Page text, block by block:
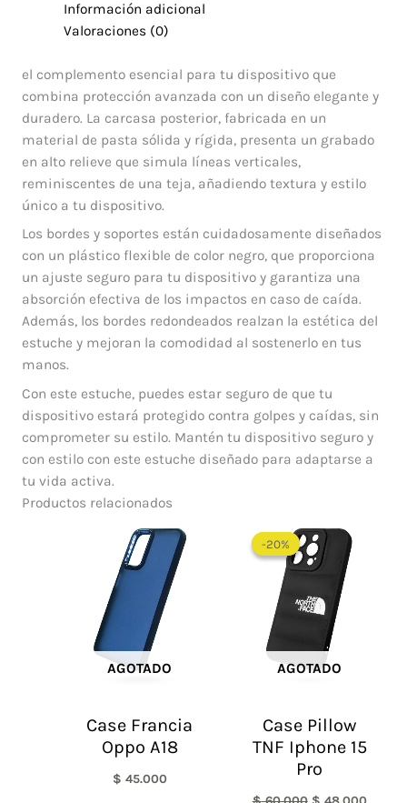
Información adicional
Valoraciones (0)
el complemento esencial para tu dispositivo que
combina protección avanzada con un diseño elegante y
duradero. La carcasa posterior, fabricada en un
material de pasta sólida y rígida, presenta un grabado
en alto relieve que simula líneas verticales,
reminiscentes de una teja, añadiendo textura y estilo
único a tu dispositivo.
Los bordes y soportes están cuidadosamente diseñados
con un plástico flexible de color negro, que proporciona
un ajuste seguro para tu dispositivo y garantiza una
absorción efectiva de los impactos en caso de caída.
Además, los bordes redondeados realzan la estética del
estuche y mejoran la comodidad al sostenerlo en tus
manos.
Con este estuche, puedes estar seguro de que tu
dispositivo estará protegido contra golpes y caídas, sin
comprometer su estilo. Mantén tu dispositivo seguro y
con estilo con este estuche diseñado para adaptarse a
tu vida activa.
Productos relacionados
AGOTADO
Case Francia
Oppo A18
$ 45.000
-20%
AGOTADO
-20%
Case Pillow
TNF Iphone 15
Pro
precio
original
era:
$ 60.000.